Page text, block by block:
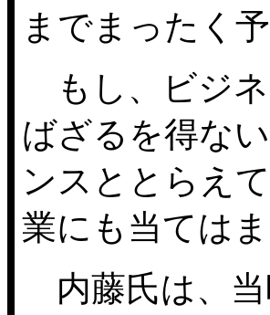
までまったく
もし、ビジネ
ばざるを得な
ンスととらえ
業にも当ては
内藤氏は、当